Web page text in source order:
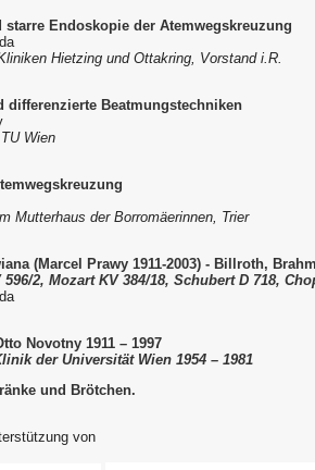
starre Endoskopie der Atemwegskreuzung
Hietzing und Ottakring, Vorstand i.R.
differenzierte Beatmungstechniken
Wien
Mutterhaus der Borromäerinnen, Trier
(Marcel Prawy 1911-2003) - Billroth,
2, Mozart KV 384/18, Schubert D 718,
Novotny 1911 – 1997
der Universität Wien 1954 – 1981
und Brötchen.
von